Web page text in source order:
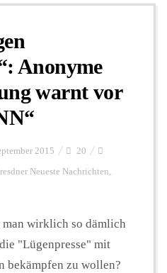
Beiträge
Anonyme
warnt vor
2015 20
Neueste Nachrichten,
man wirklich so dämlich
"Lügenpresse" mit
bekämpfen zu wollen?